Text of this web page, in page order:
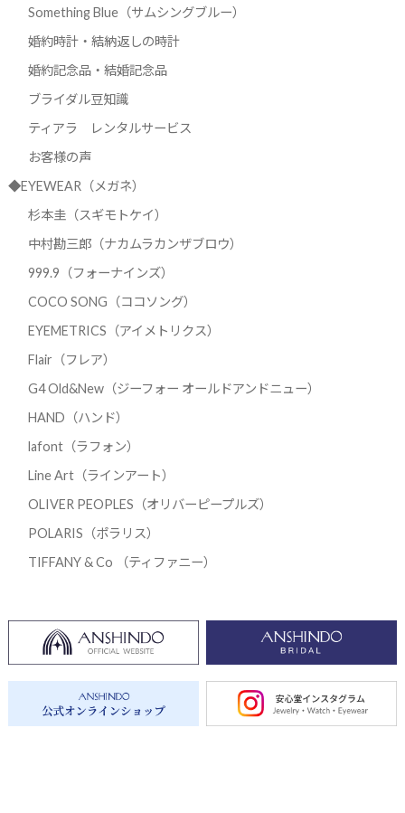
Something Blue（サムシングブルー）
婚約時計・結納返しの時計
婚約記念品・結婚記念品
ブライダル豆知識
ティアラ レンタルサービス
お客様の声
◆EYEWEAR（メガネ）
杉本圭（スギモトケイ）
中村勘三郎（ナカムラカンザブロウ）
999.9（フォーナインズ）
COCO SONG（ココソング）
EYEMETRICS（アイメトリクス）
Flair（フレア）
G4 Old&New（ジーフォー オールドアンドニュー）
HAND（ハンド）
lafont（ラフォン）
Line Art（ラインアート）
OLIVER PEOPLES（オリバーピープルズ）
POLARIS（ポラリス）
TIFFANY & Co （ティファニー）